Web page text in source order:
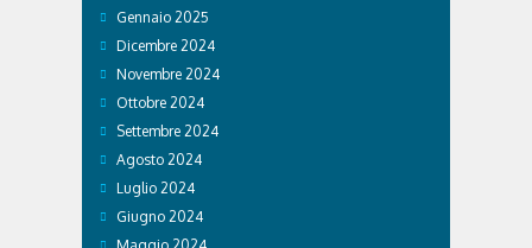
Gennaio 2025
Dicembre 2024
Novembre 2024
Ottobre 2024
Settembre 2024
Agosto 2024
Luglio 2024
Giugno 2024